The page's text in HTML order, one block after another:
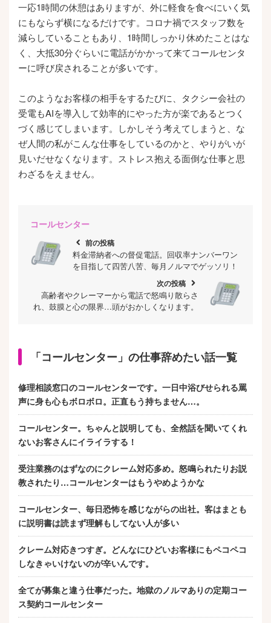
一応1時間の休憩はありますが、外に軽食を食べにいく気
にもならず横になるだけです。コロナ禍でスタッフ数を
減らしていることもあり、1時間しっかり休めたことはな
く、大抵30分ぐらいに電話がかかって来てコールセンタ
ーに呼び戻されることが多いです。
このようなお客様の相手をするたびに、タクシー会社の
受電もAIを導入して効率的にやった方が楽であるとつく
づく感じてしまいます。しかしそう考えてしまうと、な
ぜ人間の私がこんな仕事をしているのかと、やりがいが
見いだせなくなります。ストレス抱える面倒な仕事と思
わざるをえません。
コールセンター
chevron_left 前の投稿
料金滞納者への督促電話。回収率ナンバーワン
を目指して四苦八苦、毎月ノルマでゲッソリ！
次の投稿 chevron_right
高齢者やクレーマーから電話で怒鳴り散らさ
れ、鼓膜と心の限界…頭がおかしくなります。
「コールセンター」の仕事辞めたい話一覧
修理相談窓口のコールセンターです。一日中浴びせられる罵
声に身も心もボロボロ。正直もう持ちません…。
コールセンター。ちゃんと説明しても、全然話を聞いてくれ
ないお客さんにイライラする！
受注業務のはずなのにクレーム対応多め。怒鳴られたりお説
教されたり…コールセンターはもうやめようかな
コールセンター、毎日恐怖を感じながらの出社。客はまとも
に説明書は読まず理解もしてない人が多い
クレーム対応きつすぎ。どんなにひどいお客様にもペコペコ
しなきゃいけないのが辛いんです。
全てが募集と違う仕事だった。地獄のノルマありの定期コー
ス契約コールセンター